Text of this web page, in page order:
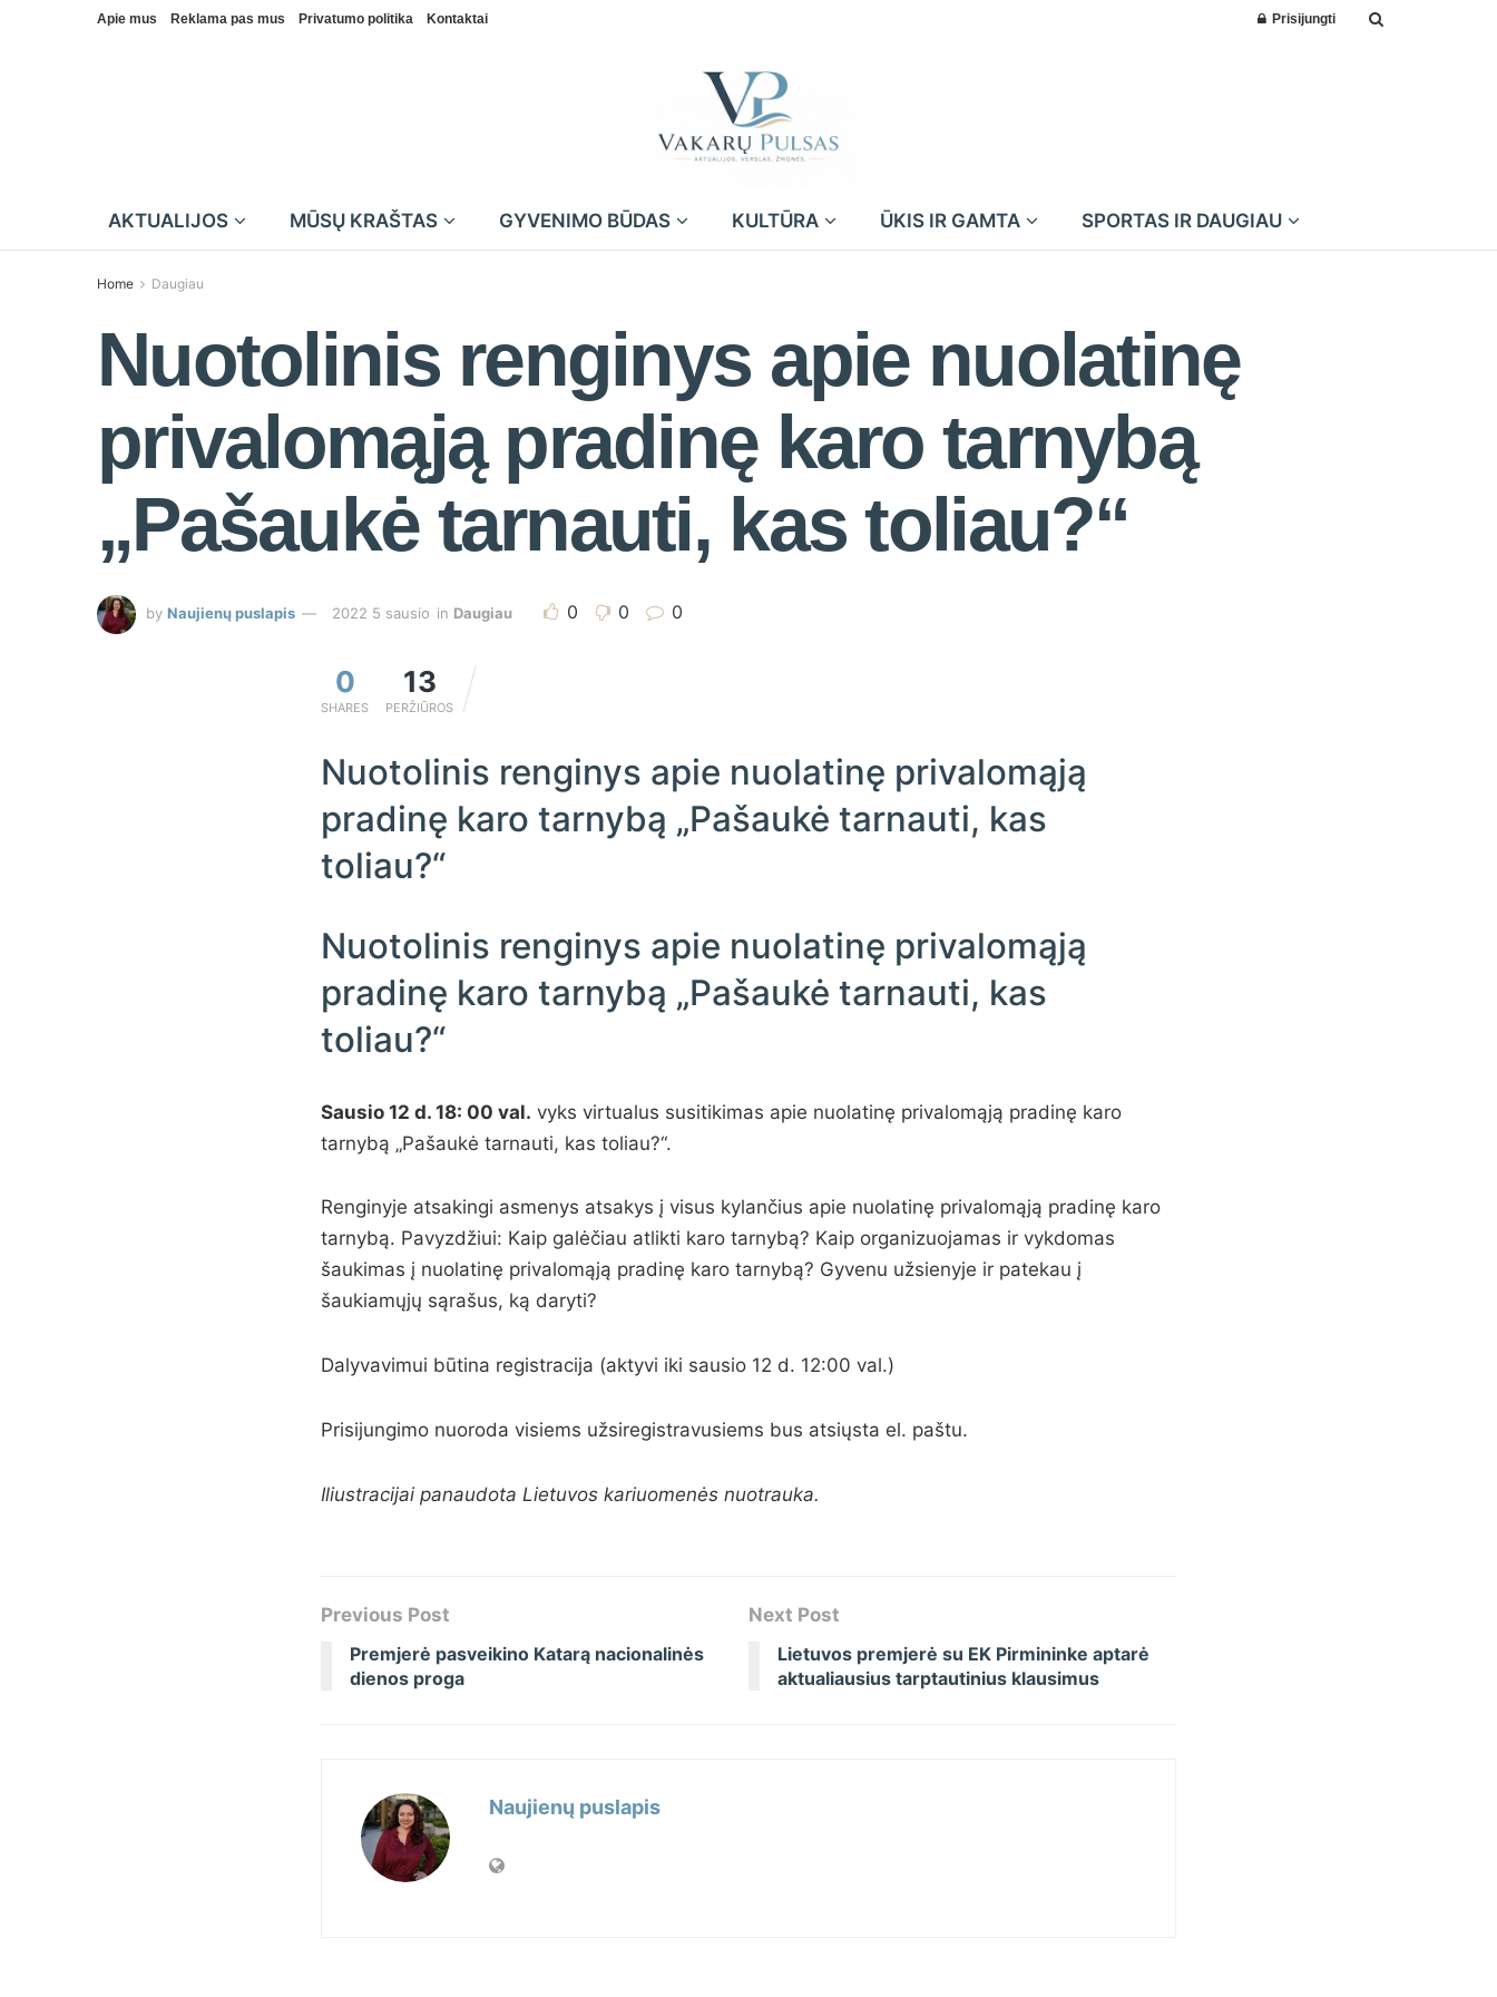
Apie mus Reklama pas mus Privatumo politika Kontaktai Prisijungti
AKTUALIJOS MŪSŲ KRAŠTAS GYVENIMO BŪDAS KULTŪRA ŪKIS IR GAMTA SPORTAS IR DAUGIAU
Home Daugiau
Nuotolinis renginys apie nuolatinę
privalomąją pradinę karo tarnybą
„Pašaukė tarnauti, kas toliau?“
by Naujienų puslapis 2022 5 sausio in Daugiau 0 0 0
0
SHARES
13
PERŽIŪROS
Nuotolinis renginys apie nuolatinę privalomąją
pradinę karo tarnybą „Pašaukė tarnauti, kas
toliau?“
Nuotolinis renginys apie nuolatinę privalomąją
pradinę karo tarnybą „Pašaukė tarnauti, kas
toliau?“
Sausio 12 d. 18: 00 val. vyks virtualus susitikimas apie nuolatinę privalomąją pradinę karo
tarnybą „Pašaukė tarnauti, kas toliau?“.
Renginyje atsakingi asmenys atsakys į visus kylančius apie nuolatinę privalomąją pradinę karo
tarnybą. Pavyzdžiui: Kaip galėčiau atlikti karo tarnybą? Kaip organizuojamas ir vykdomas
šaukimas į nuolatinę privalomąją pradinę karo tarnybą? Gyvenu užsienyje ir patekau į
šaukiamųjų sąrašus, ką daryti?
Dalyvavimui būtina registracija (aktyvi iki sausio 12 d. 12:00 val.)
Prisijungimo nuoroda visiems užsiregistravusiems bus atsiųsta el. paštu.
Iliustracijai panaudota Lietuvos kariuomenės nuotrauka.
Previous Post
Premjerė pasveikino Katarą nacionalinės
dienos proga
Next Post
Lietuvos premjerė su EK Pirmininke aptarė
aktualiausius tarptautinius klausimus
Naujienų puslapis